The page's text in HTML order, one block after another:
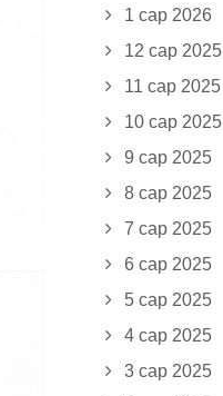
1 сар 2026
12 сар 2025
11 сар 2025
10 сар 2025
9 сар 2025
8 сар 2025
7 сар 2025
6 сар 2025
5 сар 2025
4 сар 2025
3 сар 2025